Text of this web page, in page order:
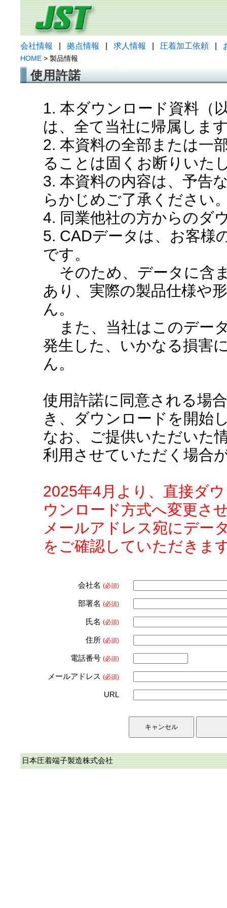
会社情報 拠点情報 求人情報 圧着加工依頼
HOME > 製品情報
使用許諾
1. 本ダウンロード資料（
は、全て当社に帰属しま
2. 本資料の全部または一
ることは固くお断りいた
3. 本資料の内容は、予告
らかじめご了承ください
4. 同業他社の方からのダ
5. CADデータは、お客様
です。
そのため、データに含
あり、実際の製品仕様や
ん。
また、当社はこのデー
発生した、いかなる損害
ん。
使用許諾に同意される場
き、ダウンロードを開始
なお、ご提供いただいた
利用させていただく場合
2025年4月より、直接ダ
ウンロード方式へ変更さ
メールアドレス宛にデー
をご確認していただきま
会社名 (必須)
部署名 (必須)
氏名 (必須)
住所 (必須)
電話番号 (必須)
メールアドレス (必須)
URL
日本圧着端子製造株式会社